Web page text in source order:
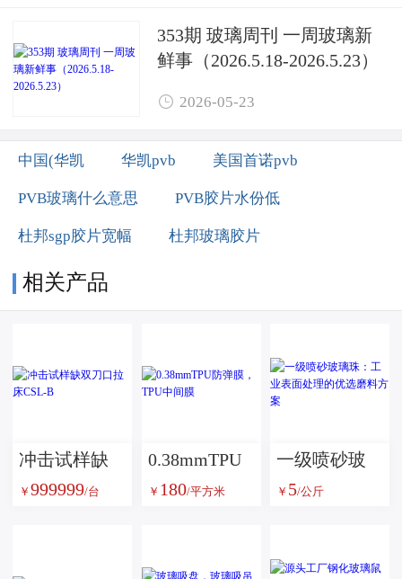
353期 玻璃周刊 一周玻璃新
鲜事（2026.5.18-2026.5.23）
 2026-05-23
中国(华凯 华凯pvb 美国首诺pvb
PVB玻璃什么意思 PVB胶片水份低
杜邦sgp胶片宽幅 杜邦玻璃胶片
相关产品
冲击试样缺
双刀口拉床
￥ 999999/台
0.38mmTPU
防弹膜，TPU
￥ 180/平方米
一级喷砂玻
璃珠：工业
￥ 5/公斤